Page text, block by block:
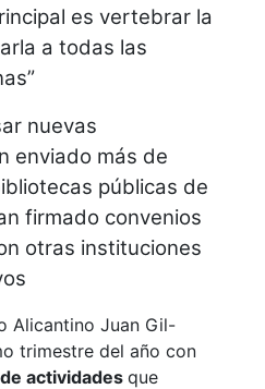
es vertebrar la
a todas las
nuevas
enviado más de
públicas de
firmado convenios
otras instituciones
Alicantino Juan Gil-
trimestre del año con
actividadesque